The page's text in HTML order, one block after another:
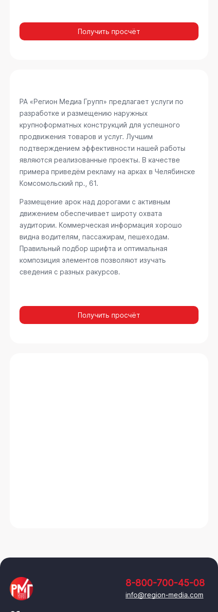
Получить просчёт
РА «Регион Медиа Групп» предлагает услуги по
разработке и размещению наружных
крупноформатных конструкций для успешного
продвижения товаров и услуг. Лучшим
подтверждением эффективности нашей работы
являются реализованные проекты. В качестве
примера приведём рекламу на арках в Челябинске
Комсомольский пр., 61.
Размещение арок над дорогами с активным
движением обеспечивает широту охвата
аудитории. Коммерческая информация хорошо
видна водителям, пассажирам, пешеходам.
Правильный подбор шрифта и оптимальная
композиция элементов позволяют изучать
сведения с разных ракурсов.
Получить просчёт
8-800-700-45-08
info@region-media.com